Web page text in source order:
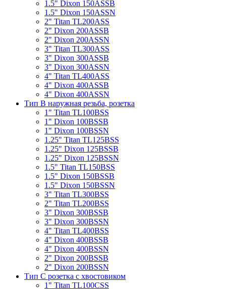
1.5" Dixon 150ASSB
1.5" Dixon 150ASSN
2" Titan TL200ASS
2" Dixon 200ASSB
2" Dixon 200ASSN
3" Titan TL300ASS
3" Dixon 300ASSB
3" Dixon 300ASSN
4" Titan TL400ASS
4" Dixon 400ASSB
4" Dixon 400ASSN
Тип B наружная резьба, розетка
1" Titan TL100BSS
1" Dixon 100BSSB
1" Dixon 100BSSN
1.25" Titan TL125BSS
1.25" Dixon 125BSSB
1.25" Dixon 125BSSN
1.5" Titan TL150BSS
1.5" Dixon 150BSSB
1.5" Dixon 150BSSN
3" Titan TL300BSS
2" Titan TL200BSS
3" Dixon 300BSSB
3" Dixon 300BSSN
4" Titan TL400BSS
4" Dixon 400BSSB
4" Dixon 400BSSN
2" Dixon 200BSSB
2" Dixon 200BSSN
Тип С розетка с хвостовиком
1" Titan TL100CSS